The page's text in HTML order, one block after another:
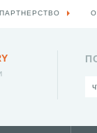
ПАРТНЕРСТВО